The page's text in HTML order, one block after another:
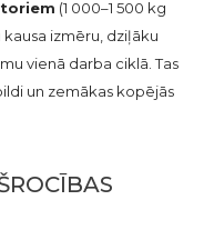
(1 000–1 500 kg
kausa izmēru, dziļāku
vienā darba ciklā. Tas
un zemākas kopējās